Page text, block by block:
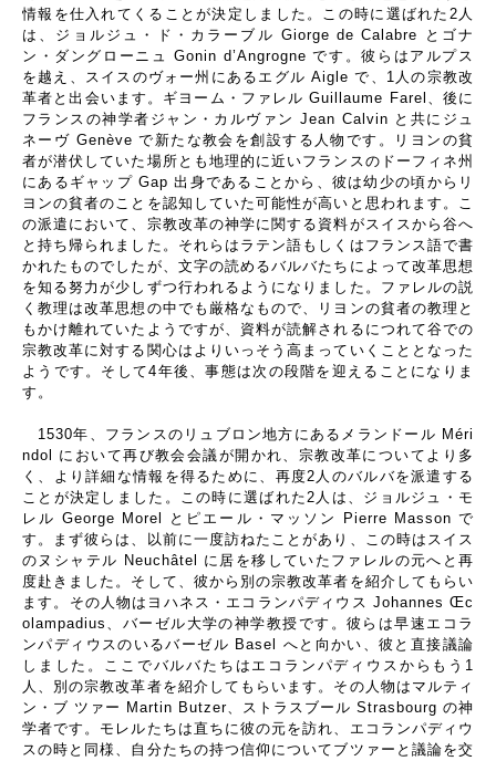
情報を仕入れてくることが決定しました。この時に選ばれた 2 人
は、ジョルジュ・ド・カラーブル Giorge de Calabre
とゴナ
ン・ダングローニュ Gonin d’Angrogneです。彼らはアルプス
を越え、スイスのヴォー州にあるエグル Aigleで、 1 人の宗教改
革者と出会います。ギヨーム・ファレル Guillaume Farel 、後に
フランスの神学者ジャン・カルヴァン Jean Calvin と共にジュ
ネーヴ Genèveで新たな教会を創設する人物です。リヨンの貧
者が潜伏していた場所とも地理的に近いフランスのドーフィネ州
にあるギャップGap出身であることから、彼は幼少の頃からリ
ヨンの貧者のことを認知していた可能性が高いと思われます。こ
の派遣において、宗教改革の神学に関する資料がスイスから谷へ
と持ち帰られました。それらはラテン語もしくはフランス語で書
かれたものでしたが、文字の読めるバルバたちによって改革思想
を知る努力が少しずつ行われるようになりました。ファレルの説
く教理は改革思想の中でも厳格なもので、リヨンの貧者の教理と
もかけ離れていたようですが、資料が読解されるにつれて谷での
宗教改革に対する関心はよりいっそう高まっていくこととなった
ようです。そして4年後、事態は次の段階を迎えることになりま
す。
1530年、フランスのリュブロン地方にあるメランドール Méri
ndol において再び教会会議が開かれ、宗教改革についてより多
く、より詳細な情報を得るために、再度2 人のバルバを派遣する
ことが決定しました。この時に選ばれた2 人は、ジョルジュ・モ
レル George Morel とピエール・マッソン Pierre Massonで
す。まず彼らは、以前に一度訪ねたことがあり、この時はスイス
のヌシャテル Neuchâtel に居を移していたファレルの元へと再
度赴きました。そして、彼から別の宗教改革者を紹介してもらい
ます。その人物はヨハネス・エコランパディウス Johannes Œc
olampadius 、バーゼル大学の神学教授です。彼らは早速エコラ
ンパディウスのいるバーゼル Basel へと向かい、彼と直接議論
しました。ここでバルバたちはエコランパディウスからもう 1
人、別の宗教改革者を紹介してもらいます。その人物はマルティ
ン・ブ ツァー Martin Butzer、ストラスブール Strasbourg の神
学者です。モレルたちは直ちに彼の元を訪れ、エコランパディウ
スの時と同様、自分たちの持つ信仰についてブツァーと議論を交